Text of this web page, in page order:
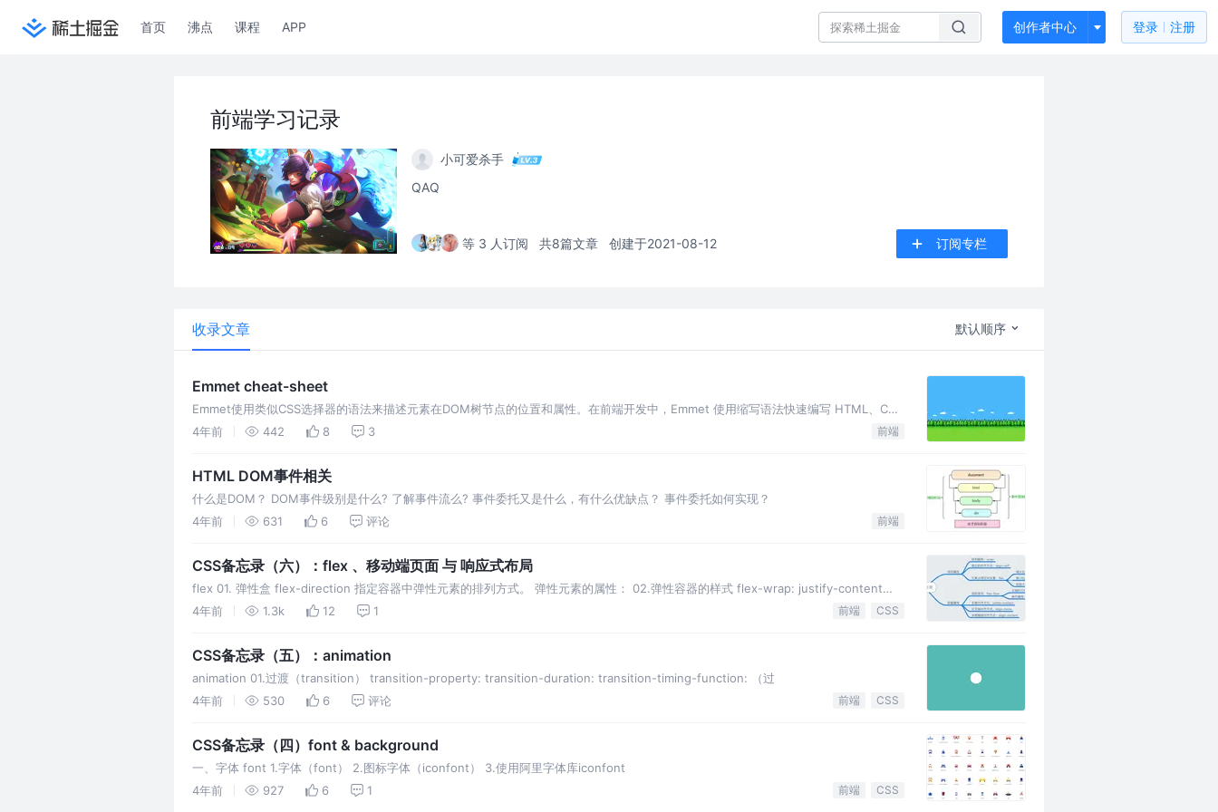
首页 沸点 课程 APP 创作者中心 登录 注册
前端学习记录
小可爱杀手
QAQ
等 3 人订阅 共8篇文章 创建于2021-08-12 订阅专栏
收录文章 默认顺序
Emmet cheat-sheet
Emmet使用类似CSS选择器的语法来描述元素在DOM树节点的位置和属性。在前端开发中，Emmet 使用缩写语法快速编写 HTML、CSS
以及实现其他的功能，极大的提高前端开发效率。
4年前 442 8 3 前端
HTML DOM事件相关
什么是DOM？ DOM事件级别是什么? 了解事件流么? 事件委托又是什么，有什么优缺点？ 事件委托如何实现？
4年前
631 6 评论 前端
CSS备忘录（六）：flex 、移动端页面 与 响应式布局
flex 01. 弹性盒 flex-direction 指定容器中弹性元素的排列方式。 弹性元素的属性： 02.弹性容器的样式 flex-wrap: justify-content
align-ite
4年前 1.3k 12 1 前端 CSS
CSS备忘录（五）：animation
animation 01.过渡（transition） transition-property: transition-duration: transition-timing-function: （过
4年前
530 6 评论 前端 CSS
CSS备忘录（四）font & background
一、字体 font 1.字体（font） 2.图标字体（iconfont） 3.使用阿里字体库iconfont
4年前
927 6 1 前端 CSS